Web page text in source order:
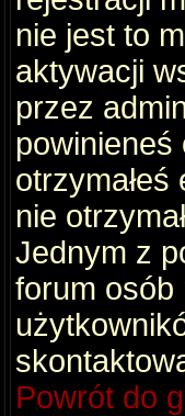
nie jest to
aktywacji
przez
nie
Jednym z
forum osób
Powrót do